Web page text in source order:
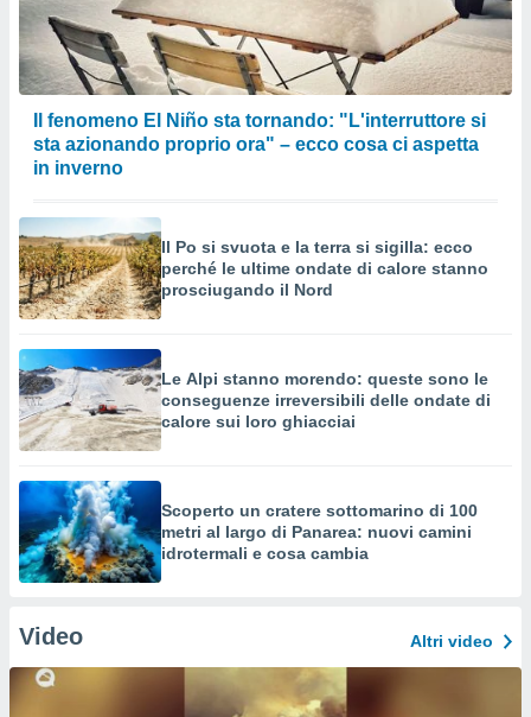
Il fenomeno El Niño sta tornando: "L'interruttore si
sta azionando proprio ora" – ecco cosa ci aspetta
in inverno
Il Po si svuota e la terra si sigilla: ecco
perché le ultime ondate di calore stanno
prosciugando il Nord
Le Alpi stanno morendo: queste sono le
conseguenze irreversibili delle ondate di
calore sui loro ghiacciai
Scoperto un cratere sottomarino di 100
metri al largo di Panarea: nuovi camini
idrotermali e cosa cambia
Video Altri video